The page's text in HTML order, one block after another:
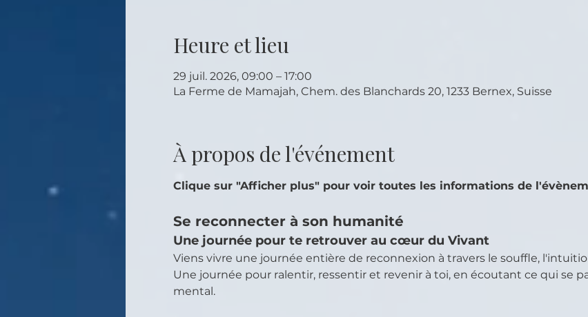
Heure et lieu
29 juil. 2026, 09:00 – 17:00
La Ferme de Mamajah, Chem. des Blanchards 20, 1233 Bernex, Suisse
À propos de l'événement
Clique sur "Afficher plus" pour voir toutes les informations de
Se reconnecter à son humanité
Une journée pour te retrouver au cœur du Vivant
Viens vivre une journée entière de reconnexion à travers le souffle,
Une journée pour ralentir, ressentir et revenir à toi, en écoutant ce qui se
mental.